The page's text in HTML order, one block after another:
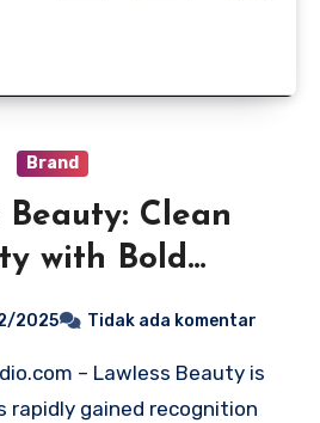
Brand
Beauty: Clean
with Bold
2025 Tidak ada komentar
rapidly gained recognition